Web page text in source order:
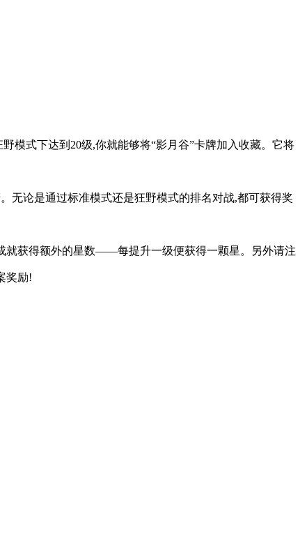
模式下达到20级,你就能够将“影月谷”卡牌加入收藏。它将
无论是通过标准模式还是狂野模式的排名对战,都可获得奖
就获得额外的星数——每提升一级便获得一颗星。另外请注
奖励!